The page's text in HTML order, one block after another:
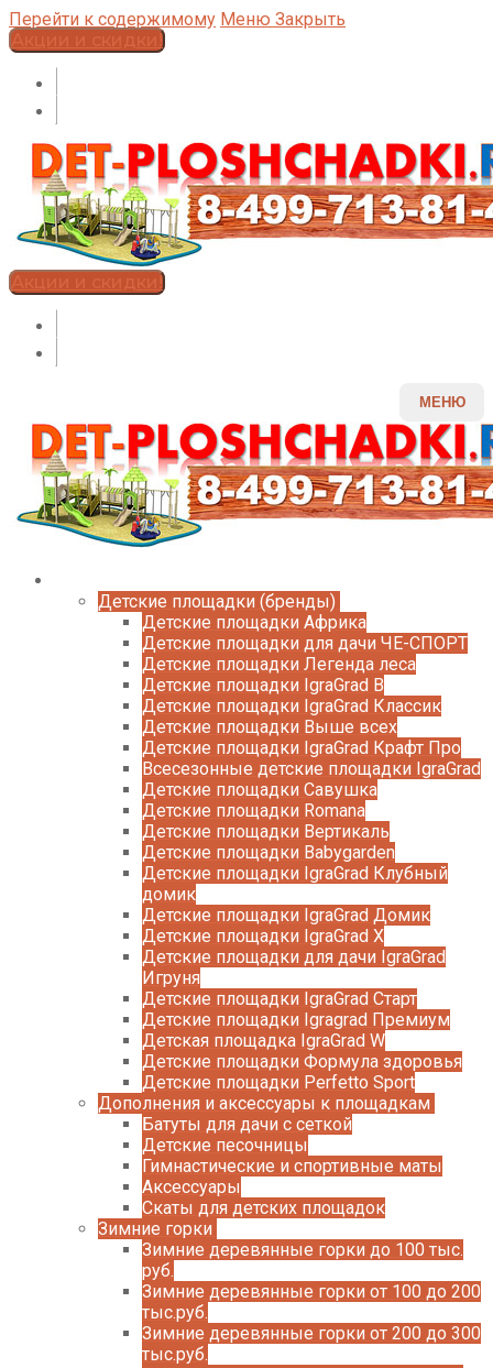
Перейти к содержимому Меню Закрыть
Акции и скидки!
Акции и скидки!
МЕНЮ
Детские площадки (бренды)
Детские площадки Африка
Детские площадки для дачи ЧЕ-СПОРТ
Детские площадки Легенда леса
Детские площадки IgraGrad B
Детские площадки IgraGrad Классик
Детские площадки Выше всех
Детские площадки IgraGrad Крафт Про
Всесезонные детские площадки IgraGrad
Детские площадки Савушка
Детские площадки Romana
Детские площадки Вертикаль
Детские площадки Babygarden
Детские площадки IgraGrad Клубный
домик
Детские площадки IgraGrad Домик
Детские площадки IgraGrad X
Детские площадки для дачи IgraGrad
Игруня
Детские площадки IgraGrad Старт
Детские площадки Igragrad Премиум
Детская площадка IgraGrad W
Детские площадки Формула здоровья
Детские площадки Perfetto Sport
Дополнения и аксессуары к площадкам
Батуты для дачи с сеткой
Детские песочницы
Гимнастические и спортивные маты
Аксессуары
Скаты для детских площадок
Зимние горки
Зимние деревянные горки до 100 тыс.
руб.
Зимние деревянные горки от 100 до 200
тыс.руб.
Зимние деревянные горки от 200 до 300
тыс.руб.